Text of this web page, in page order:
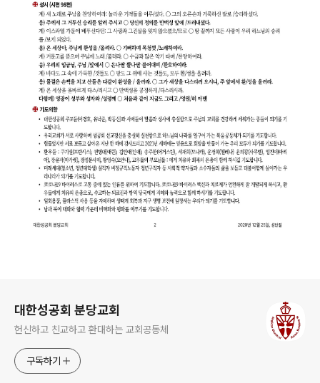
대한성공회 분당교회
헌신하고 친교하고 환대하는 교회공동체
구독하기